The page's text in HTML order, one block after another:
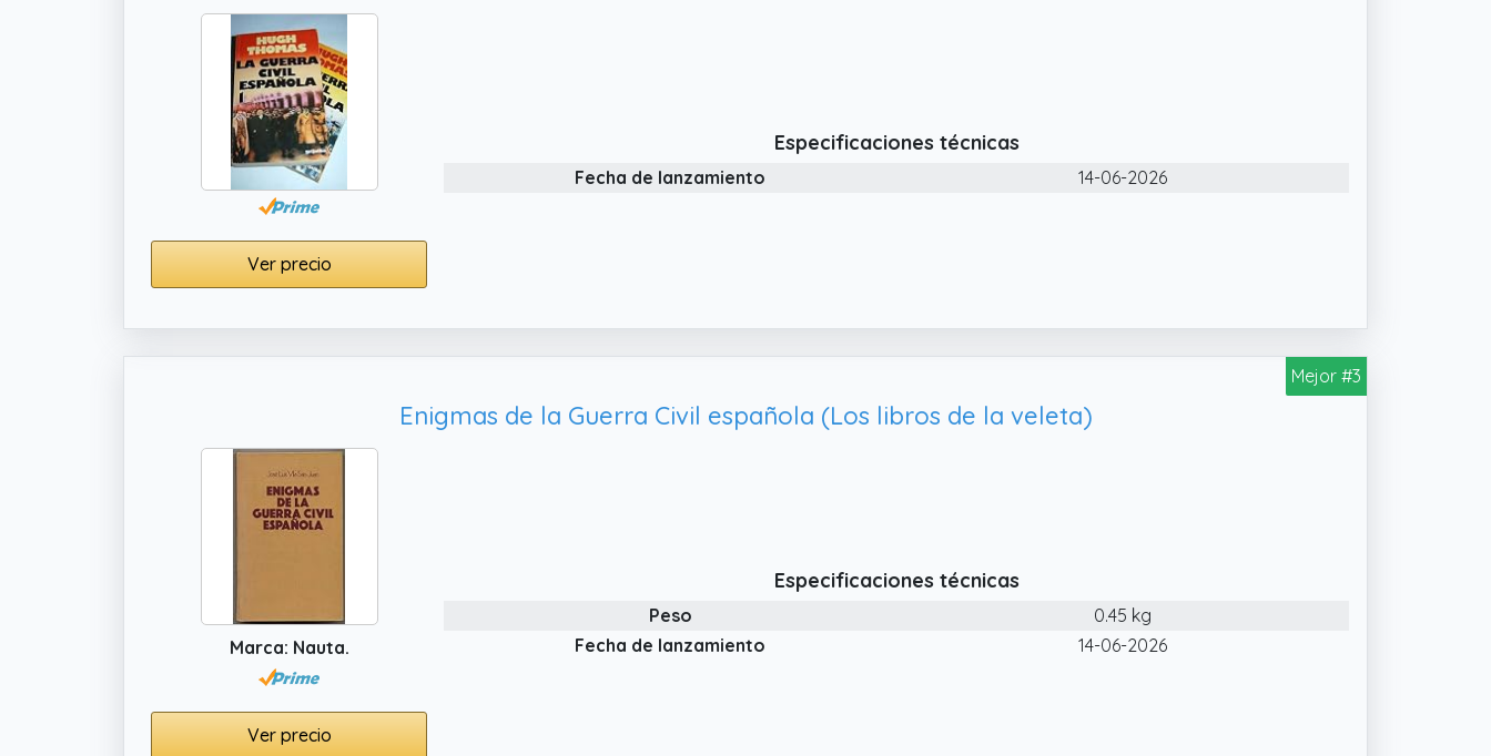
Ver precio
Especificaciones técnicas
Fecha de lanzamiento 14-06-2026
Mejor #3
Enigmas de la Guerra Civil española (Los libros de la veleta)
Marca: Nauta.
Ver precio
Especificaciones técnicas
Peso
0.45 kg
Fecha de lanzamiento
14-06-2026